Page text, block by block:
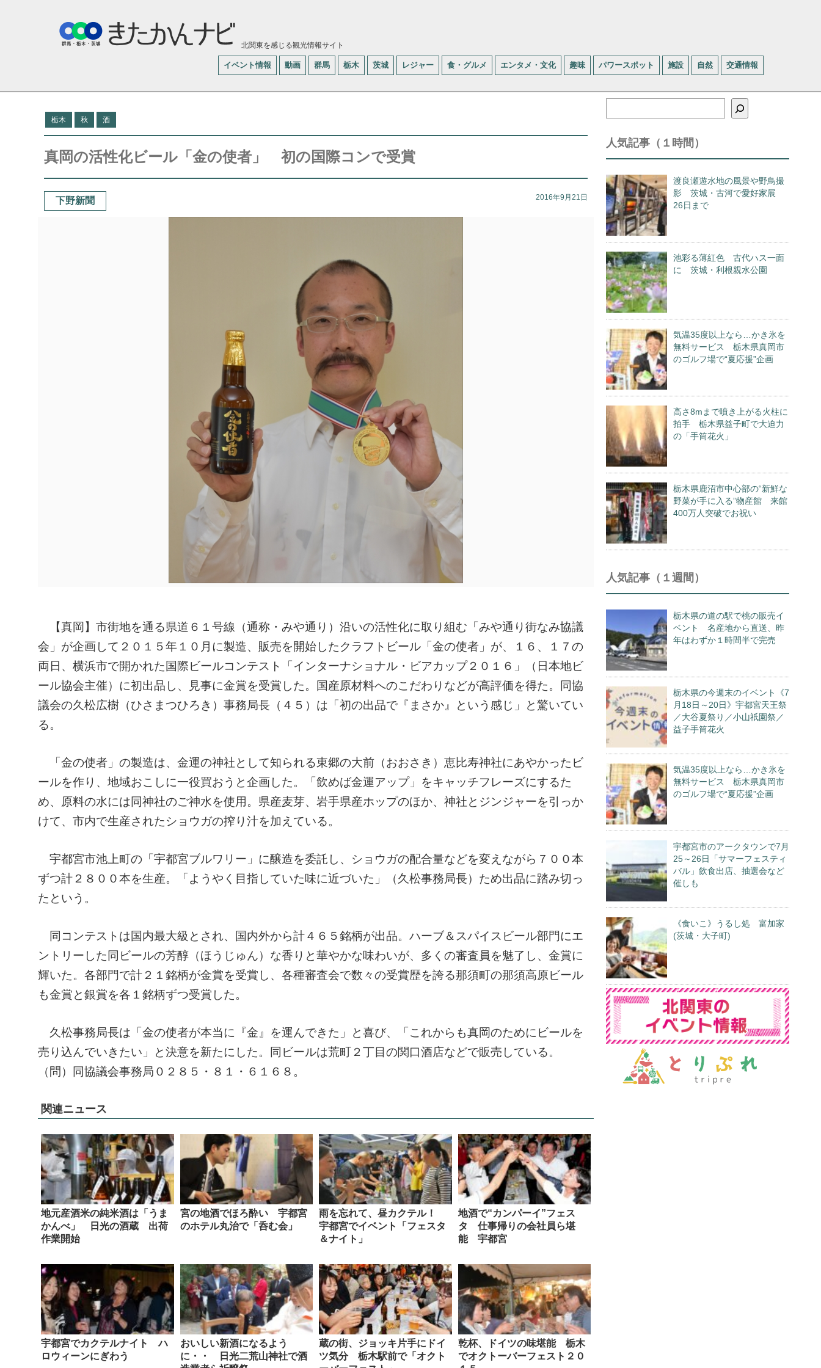
北関東を感じる観光情報サイト
イベント情報 動画 群馬 栃木 茨城 レジャー 食・グルメ エンタメ・文化 趣味 パワースポット 施設 自然 交通情報
栃木 秋 酒
真岡の活性化ビール「金の使者」 初の国際コンで受賞
下野新聞 2016年9月21日
【真岡】市街地を通る県道６１号線（通称・みや通り）沿いの活性化に取り組む「みや通り街なみ協議
会」が企画して２０１５年１０月に製造、販売を開始したクラフトビール「金の使者」が、１６、１７の
両日、横浜市で開かれた国際ビールコンテスト「インターナショナル・ビアカップ２０１６」（日本地ビ
ール協会主催）に初出品し、見事に金賞を受賞した。国産原材料へのこだわりなどが高評価を得た。同協
議会の久松広樹（ひさまつひろき）事務局長（４５）は「初の出品で『まさか』という感じ」と驚いてい
る。
「金の使者」の製造は、金運の神社として知られる東郷の大前（おおさき）恵比寿神社にあやかったビ
ールを作り、地域おこしに一役買おうと企画した。「飲めば金運アップ」をキャッチフレーズにするた
め、原料の水には同神社のご神水を使用。県産麦芽、岩手県産ホップのほか、神社とジンジャーを引っか
けて、市内で生産されたショウガの搾り汁を加えている。
宇都宮市池上町の「宇都宮ブルワリー」に醸造を委託し、ショウガの配合量などを変えながら７００本
ずつ計２８００本を生産。「ようやく目指していた味に近づいた」（久松事務局長）ため出品に踏み切っ
たという。
同コンテストは国内最大級とされ、国内外から計４６５銘柄が出品。ハーブ＆スパイスビール部門にエ
ントリーした同ビールの芳醇（ほうじゅん）な香りと華やかな味わいが、多くの審査員を魅了し、金賞に
輝いた。各部門で計２１銘柄が金賞を受賞し、各種審査会で数々の受賞歴を誇る那須町の那須高原ビール
も金賞と銀賞を各１銘柄ずつ受賞した。
久松事務局長は「金の使者が本当に『金』を運んできた」と喜び、「これからも真岡のためにビールを
売り込んでいきたい」と決意を新たにした。同ビールは荒町２丁目の関口酒店などで販売している。
（問）同協議会事務局０２８５・８１・６１６８。
関連ニュース
地元産酒米の純米酒は「うま
かんべ」 日光の酒蔵 出荷
作業開始
宮の地酒でほろ酔い 宇都宮
のホテル丸治で「呑む会」
雨を忘れて、昼カクテル！
宇都宮でイベント「フェスタ
＆ナイト」
地酒で“カンパーイ”フェス
タ 仕事帰りの会社員ら堪
能 宇都宮
宇都宮でカクテルナイト ハ
ロウィーンにぎわう
おいしい新酒になるよう
に・・ 日光二荒山神社で酒
蔵の街、ジョッキ片手にドイ
ツ気分 栃木駅前で「オクト
乾杯、ドイツの味堪能 栃木
でオクトーバーフェスト２０
索
人気記事（１時間）
渡良瀬遊水地の風景や野鳥撮
影 茨城・古河で愛好家展
26日まで
池彩る薄紅色 古代ハス一面
に 茨城・利根親水公園
気温35度以上なら…かき氷を
無料サービス 栃木県真岡市
のゴルフ場で“夏応援”企画
高さ8mまで噴き上がる火柱に
拍手 栃木県益子町で大迫力
の「手筒花火」
栃木県鹿沼市中心部の“新鮮な
野菜が手に入る”物産館 来館
400万人突破でお祝い
人気記事（１週間）
栃木県の道の駅で桃の販売イ
ベント 名産地から直送、昨
年はわずか１時間半で完売
栃木県の今週末のイベント《7
月18日～20日》宇都宮天王祭
／大谷夏祭り／小山祇園祭／
益子手筒花火
気温35度以上なら…かき氷を
無料サービス 栃木県真岡市
のゴルフ場で“夏応援”企画
宇都宮市のアークタウンで7月
25～26日「サマーフェスティ
バル」飲食出店、抽選会など
催しも
《食いこ》うるし処 富加家
(茨城・大子町)